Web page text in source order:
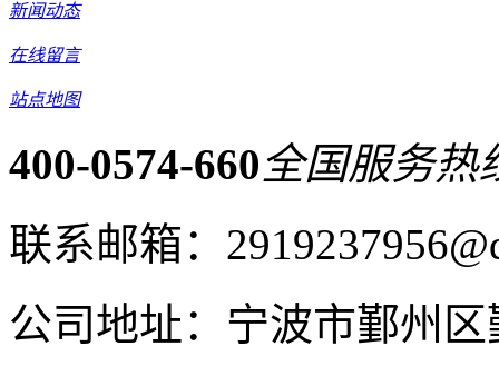
新闻动态
在线留言
站点地图
400-0574-660全国服务热
联系邮箱：
公司地址：宁波市鄞州